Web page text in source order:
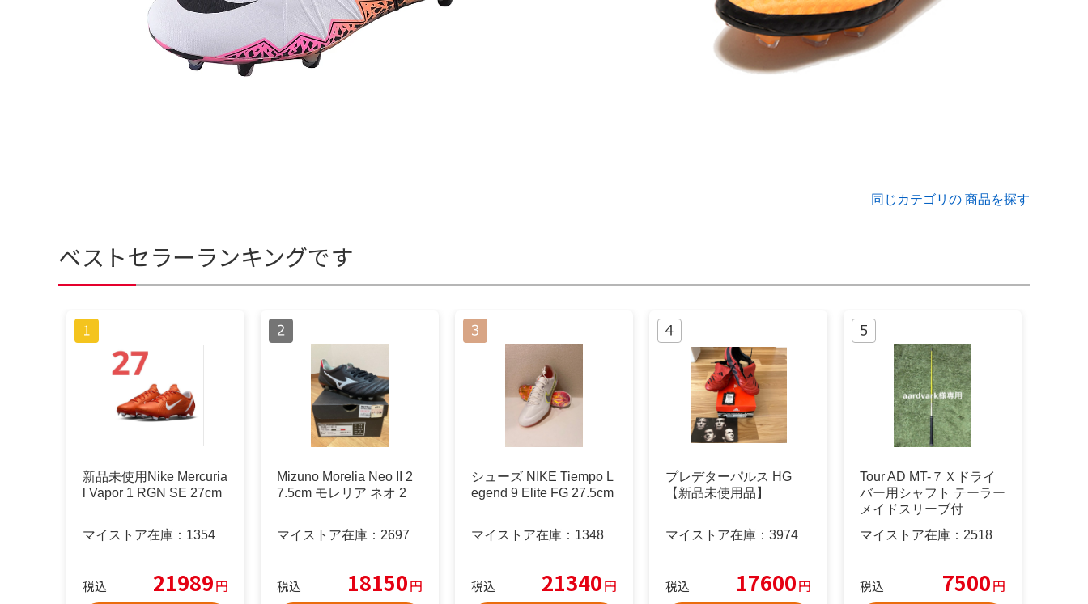
同じカテゴリの 商品を探す
ベストセラーランキングです
新品未使用Nike Mercuria
l Vapor 1 RGN SE 27cm
マイストア在庫： 1354
税込 21989円
Mizuno Morelia Neo II 2
7.5cm モレリア ネオ 2
マイストア在庫： 2697
税込 18150円
シューズ NIKE Tiempo L
egend 9 Elite FG 27.5cm
マイストア在庫： 1348
税込 21340円
プレデターパルス HG
【新品未使用品】
マイストア在庫： 3974
税込 17600円
Tour AD MT-７Ｘドライ
バー用シャフト テーラー
メイドスリーブ付
マイストア在庫： 2518
税込 7500円